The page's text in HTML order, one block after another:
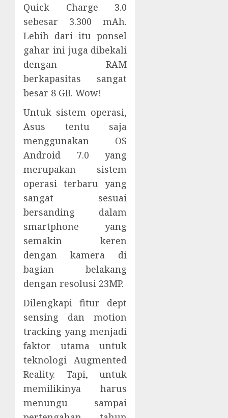
Quick Charge 3.0
sebesar 3.300 mAh.
Lebih dari itu ponsel
gahar ini juga dibekali
dengan RAM
berkapasitas sangat
besar 8 GB. Wow!
Untuk sistem operasi,
Asus tentu saja
menggunakan OS
Android 7.0 yang
merupakan sistem
operasi terbaru yang
sangat sesuai
bersanding dalam
smartphone yang
semakin keren
dengan kamera di
bagian belakang
dengan resolusi 23MP.
Dilengkapi fitur dept
sensing dan motion
tracking yang menjadi
faktor utama untuk
teknologi Augmented
Reality. Tapi, untuk
memilikinya harus
menungu sampai